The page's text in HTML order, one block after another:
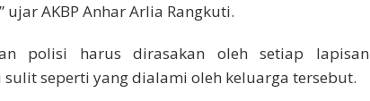
AKBP Anhar Arlia Rangkuti.
polisi harus dirasakan oleh setiap lapisan
seperti yang dialami oleh keluarga tersebut.